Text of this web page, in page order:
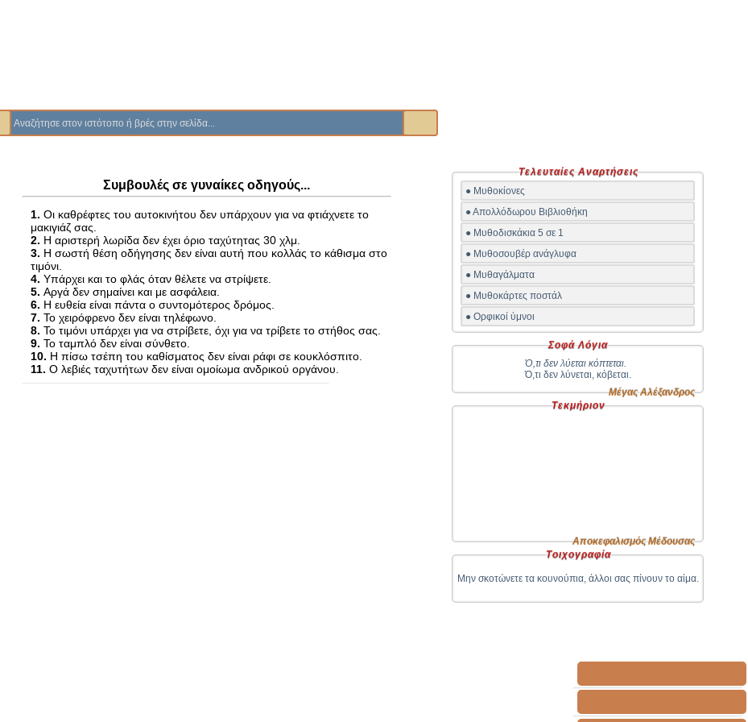
Συμβουλές σε γυναίκες οδηγούς...
1.Οι καθρέφτες του αυτοκινήτου δεν υπάρχουν για να φτιάχνετε το
μακιγιάζ σας.
2. Η αριστερή λωρίδα δεν έχει όριο ταχύτητας 30 χλμ.
3. Η σωστή θέση οδήγησης δεν είναι αυτή που κολλάς το κάθισμα στο
τιμόνι.
4.Υπάρχει και το φλάς όταν θέλετε να στρίψετε.
5.Αργά δεν σημαίνει και με ασφάλεια.
6. Η ευθεία είναι πάντα ο συντομότερος δρόμος.
7.Το χειρόφρενο δεν είναι τηλέφωνο.
8.Το τιμόνι υπάρχει για να στρίβετε, όχι για να τρίβετε το στήθος σας.
9.Το ταμπλό δεν είναι σύνθετο.
10. Η πίσω τσέπη του καθίσματος δεν είναι ράφι σε κουκλόσπιτο.
11.Ο λεβιές ταχυτήτων δεν είναι ομοίωμα ανδρικού οργάνου.
Τελευταίες Αναρτήσεις
● Μυθοκίονες
● Απολλόδωρου Βιβλιοθήκη
● Μυθοδισκάκια 5 σε 1
● Μυθοσουβέρ ανάγλυφα
● Μυθαγάλματα
● Μυθοκάρτες ποστάλ
● Ορφικοί ύμνοι
Σοφά Λόγια
Μέγας Αλέξανδρος
Ό,τι δεν λύεται κόπτεται.
Ό,τι δεν λύνεται, κόβεται.
Τεκμήριον
Αποκεφαλισμός Μέδουσας
Τοιχογραφία
Μην σκοτώνετε τα κουνούπια, άλλοι σας πίνουν το αίμα.